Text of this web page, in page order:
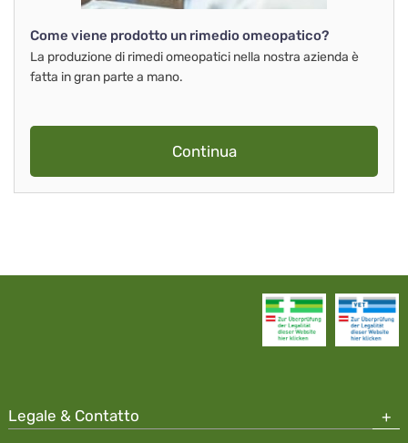
Come viene prodotto un rimedio omeopatico?
La produzione di rimedi omeopatici nella nostra azienda è
fatta in gran parte a mano.
Continua
Legale & Contatto